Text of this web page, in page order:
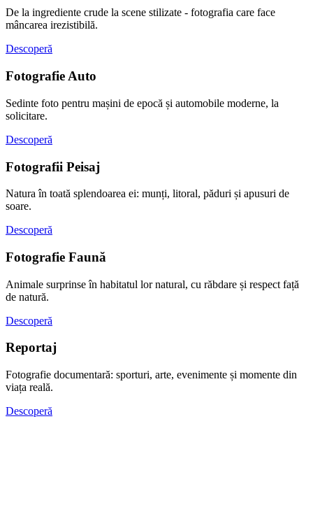
De la ingrediente crude la scene stilizate - fotografia care face
mâncarea irezistibilă.
Descoperă
Fotografie Auto
Sedinte foto pentru mașini de epocă și automobile moderne, la
solicitare.
Descoperă
Fotografii Peisaj
Natura în toată splendoarea ei: munți, litoral, păduri și apusuri de
soare.
Descoperă
Fotografie Faună
Animale surprinse în habitatul lor natural, cu răbdare și respect față
de natură.
Descoperă
Reportaj
Fotografie documentară: sporturi, arte, evenimente și momente din
viața reală.
Descoperă